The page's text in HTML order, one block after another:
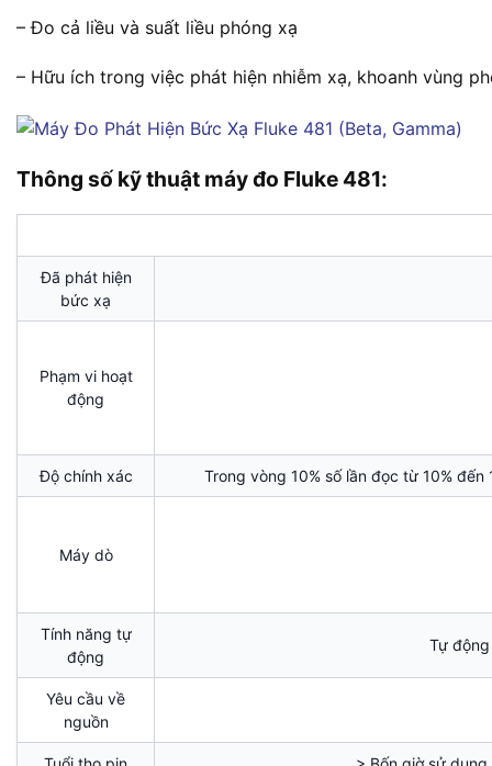
– Đo cả liều và suất liều phóng xạ
– Hữu ích trong việc phát hiện nhiễm xạ, khoanh vùng
Thông số kỹ thuật máy đo Fluke 481:
Đã phát hiện
bức xạ
Phạm vi hoạt
động
Độ chính xác Trong vòng 10% số lần đọc từ 10%
Máy dò
Tính năng tự
động
Tự
Yêu cầu về
nguồn